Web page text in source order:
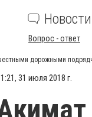
Новости
Вопрос - ответ
дорожными
31 июля 2018 г.